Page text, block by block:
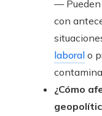
— Pueden
con
laboral o
¿Cómo